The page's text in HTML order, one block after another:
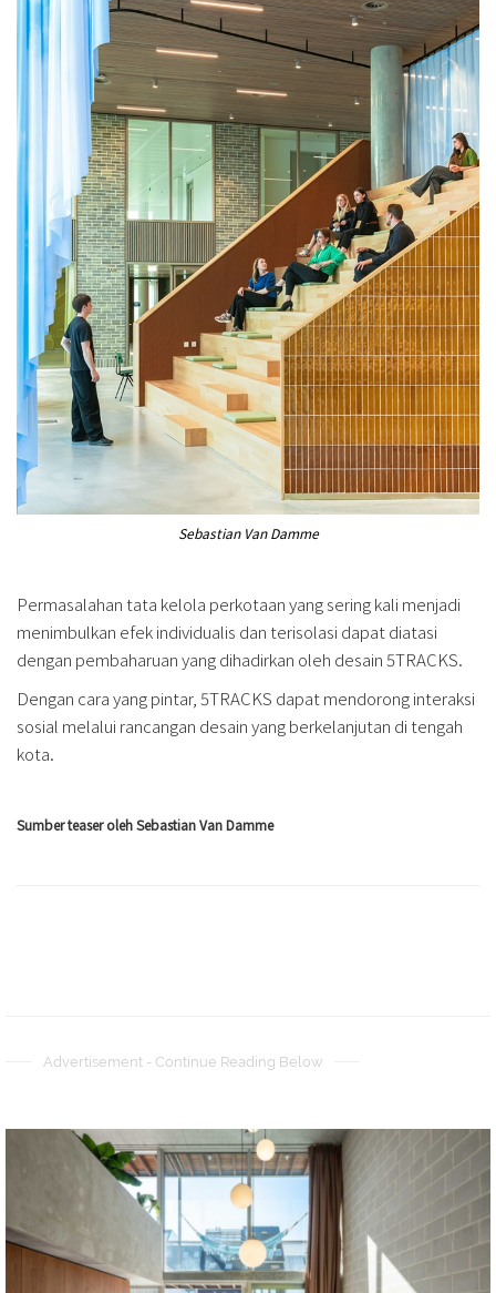
Sebastian Van Damme
Permasalahan tata kelola perkotaan yang sering kali menjadi
menimbulkan efek individualis dan terisolasi dapat diatasi
dengan pembaharuan yang dihadirkan oleh desain 5TRACKS.
Dengan cara yang pintar, 5TRACKS dapat mendorong interaksi
sosial melalui rancangan desain yang berkelanjutan di tengah
kota.
Sumber teaser oleh Sebastian Van Damme
Advertisement - Continue Reading Below